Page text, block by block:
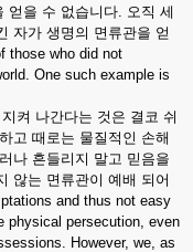
얻을 수 없습니다. 오직 세
자가 생명의 면류관을 얻
those who did not
One such example is
켜 나간다는 것은 결코 쉬
고 때로는 물질적인 손해
나 흔들리지 말고 믿음을
않는 면류관이 예배 되어
and thus not easy
physical persecution, even
However, we, as